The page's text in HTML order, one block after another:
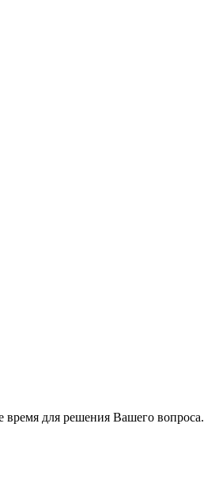
для решения Вашего вопроса.